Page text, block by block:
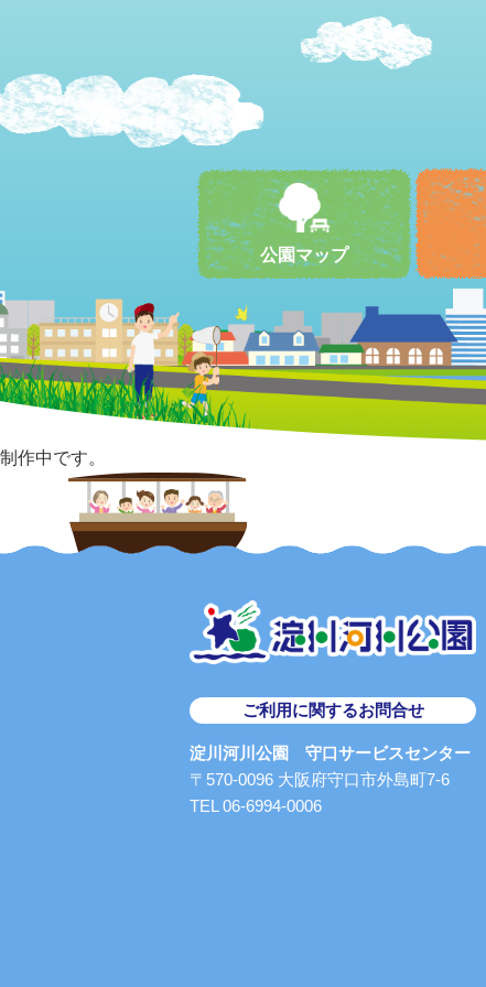
公園マップ
制作中です。
ご利用に関するお問合せ
淀川河川公園 守口サービスセンター
〒570-0096 大阪府守口市外島町7-6
TEL 06-6994-0006